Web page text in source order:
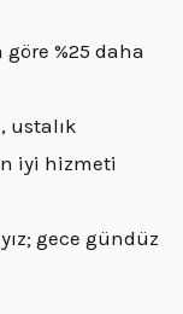
%25 daha
ustalık
iyi hizmeti
gece gündüz